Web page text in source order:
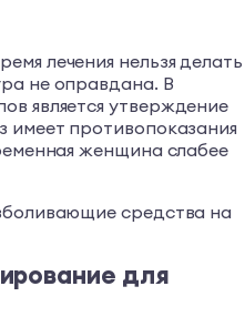
лечения нельзя делать
не оправдана. В
является утверждение
противопоказания
женщина слабее
средства на
для